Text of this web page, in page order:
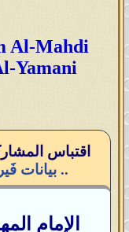
Al-Mahdi
Yamani
اقتباس
بيانات فَيروس كورونا وسِرّه المَكنون ..
الإمام